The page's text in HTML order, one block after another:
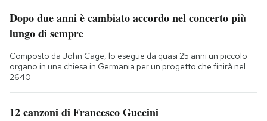
Dopo due anni è cambiato accordo nel concerto più
lungo di sempre
Composto da John Cage, lo esegue da quasi 25 anni un piccolo
organo in una chiesa in Germania per un progetto che finirà nel
2640
12 canzoni di Francesco Guccini